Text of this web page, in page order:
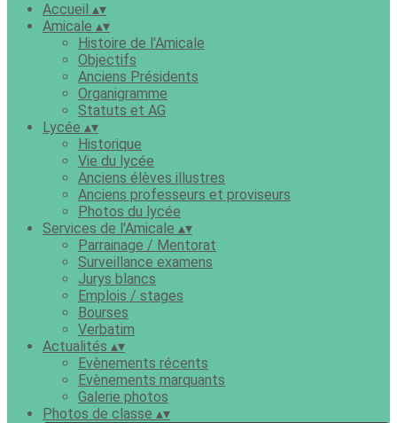
Accueil ▴▾
Amicale ▴▾
Histoire de l'Amicale
Objectifs
Anciens Présidents
Organigramme
Statuts et AG
Lycée ▴▾
Historique
Vie du lycée
Anciens élèves illustres
Anciens professeurs et proviseurs
Photos du lycée
Services de l'Amicale ▴▾
Parrainage / Mentorat
Surveillance examens
Jurys blancs
Emplois / stages
Bourses
Verbatim
Actualités ▴▾
Evènements récents
Evènements marquants
Galerie photos
Photos de classe ▴▾